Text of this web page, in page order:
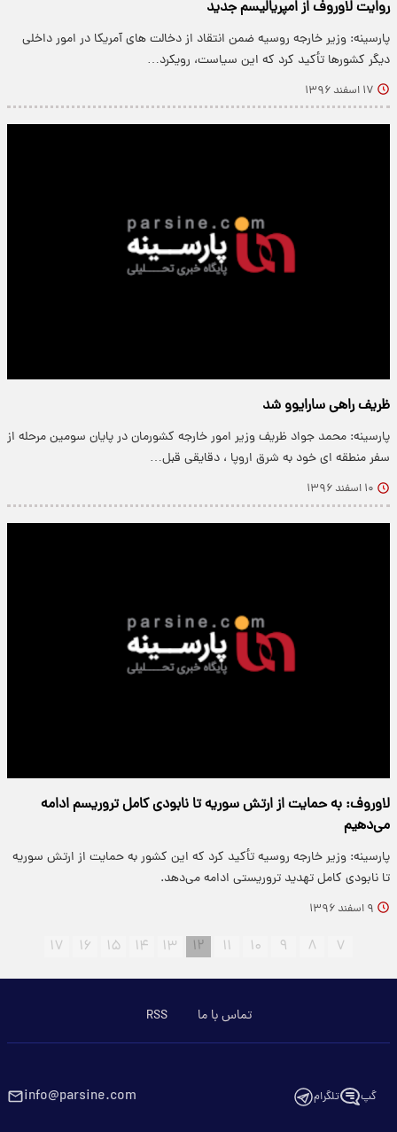
روایت لاوروف از امپریالیسم جدید
پارسینه: وزیر خارجه روسیه ضمن انتقاد از دخالت های آمریکا در امور داخلی
دیگر کشورها تأکید کرد که این سیاست، رویکرد…
۱۷ اسفند ۱۳۹۶
ظریف راهی سارایوو شد
پارسینه: محمد جواد ظریف وزیر امور خارجه کشورمان در پایان سومین مرحله از
سفر منطقه ای خود به شرق اروپا ، دقایقی قبل…
۱۰ اسفند ۱۳۹۶
لاوروف: به حمایت از ارتش سوریه تا نابودی کامل تروریسم ادامه
می‌دهیم
پارسینه: وزیر خارجه روسیه تأکید کرد که این کشور به حمایت از ارتش سوریه
تا نابودی کامل تهدید تروریستی ادامه می‌دهد.
۹ اسفند ۱۳۹۶
۷ ۸ ۹ ۱۰ ۱۱ ۱۲ ۱۳ ۱۴ ۱۵ ۱۶ ۱۷
تماس با ما RSS
گپ تلگرام info@parsine.com